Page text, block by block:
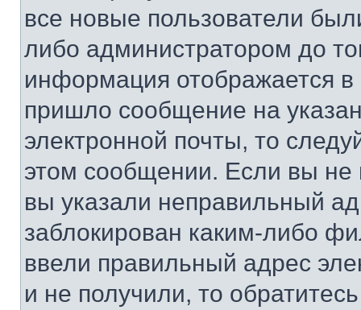
все новые пользователи
либо администратором до
информация отображается
пришло сообщение на
электронной почты, то
этом сообщении. Если вы
вы указали неправильный
заблокирован каким-либо
ввели правильный адрес
и не получили, то